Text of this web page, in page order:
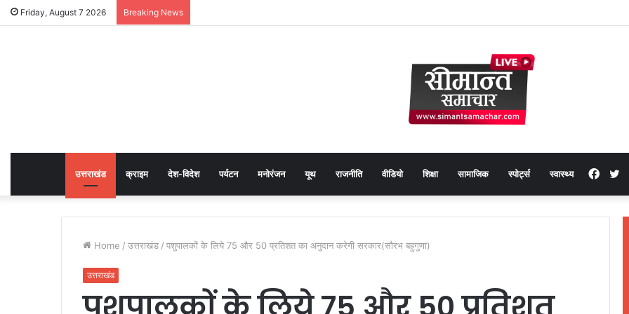
Friday, August 7 2026 Breaking News
उत्तराखंड क्राइम देश-विदेश पर्यटन मनोरंजन यूथ राजनीति वीडियो शिक्षा सामाजिक स्पोर्ट्स स्वास्थ्य
Home / उत्तराखंड / पशुपालकों के लिये 75 और 50 प्रतिशत का अनुदान करेगी सरकार(सौरभ बहुगुणा)
उत्तराखंड